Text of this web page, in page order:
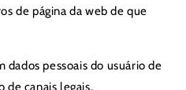
de página da web de que
dados pessoais do usuário de
de canais legais.